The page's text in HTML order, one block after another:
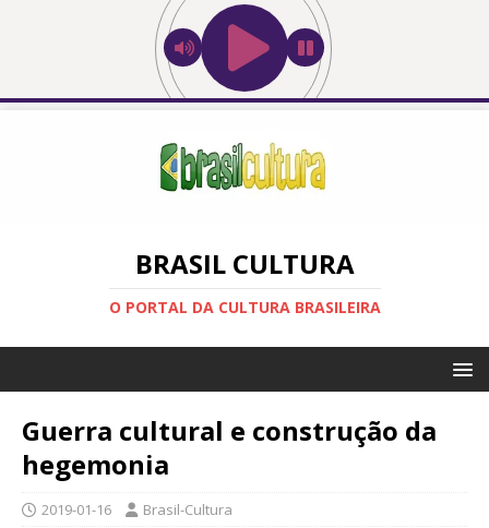
BRASIL CULTURA
O PORTAL DA CULTURA BRASILEIRA
Guerra cultural e construção da
hegemonia
2019-01-16 Brasil-Cultura